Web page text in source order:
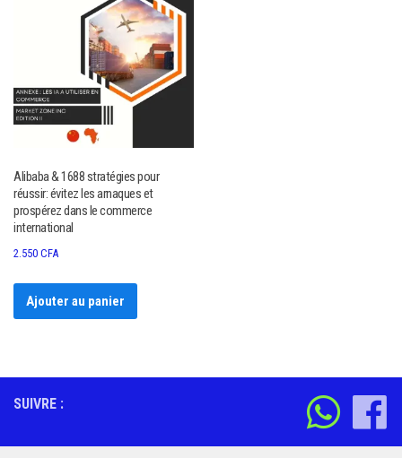
Alibaba & 1688 stratégies pour
réussir: évitez les arnaques et
prospérez dans le commerce
international
2.550 CFA
Ajouter au panier
SUIVRE :